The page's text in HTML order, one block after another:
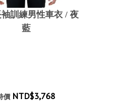
訓練男性車衣 / 夜
藍
價 NTD$3,768